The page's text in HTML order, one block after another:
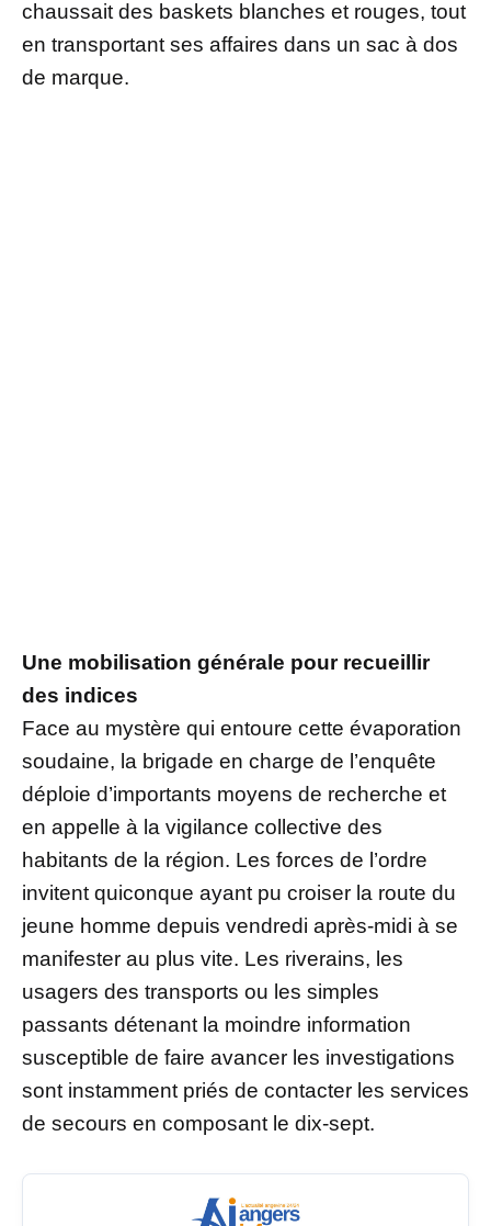
chaussait des baskets blanches et rouges, tout
en transportant ses affaires dans un sac à dos
de marque.
Une mobilisation générale pour recueillir
des indices
Face au mystère qui entoure cette évaporation
soudaine, la brigade en charge de l’enquête
déploie d’importants moyens de recherche et
en appelle à la vigilance collective des
habitants de la région. Les forces de l’ordre
invitent quiconque ayant pu croiser la route du
jeune homme depuis vendredi après-midi à se
manifester au plus vite. Les riverains, les
usagers des transports ou les simples
passants détenant la moindre information
susceptible de faire avancer les investigations
sont instamment priés de contacter les services
de secours en composant le dix-sept.